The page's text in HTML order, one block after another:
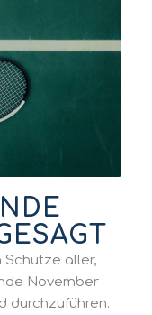
Schutze aller,
November
durchzuführen.